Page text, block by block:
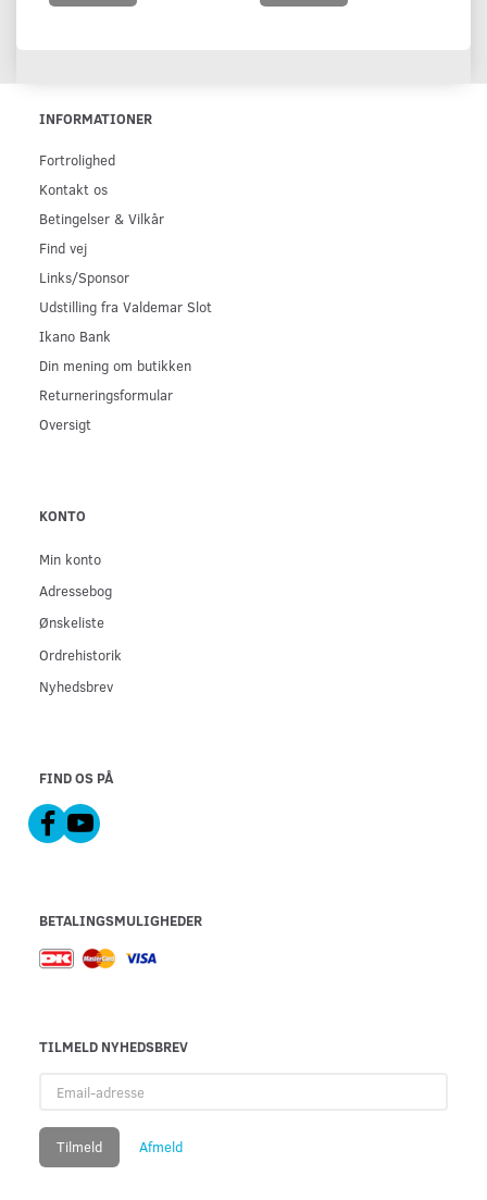
INFORMATIONER
Fortrolighed
Kontakt os
Betingelser & Vilkår
Find vej
Links/Sponsor
Udstilling fra Valdemar Slot
Ikano Bank
Din mening om butikken
Returneringsformular
Oversigt
KONTO
Min konto
Adressebog
Ønskeliste
Ordrehistorik
Nyhedsbrev
FIND OS PÅ
BETALINGSMULIGHEDER
TILMELD NYHEDSBREV
adresse
Tilmeld Afmeld